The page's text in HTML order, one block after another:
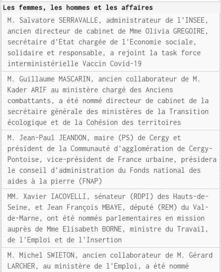
Les femmes, les hommes et les affaires
M. Salvatore SERRAVALLE, administrateur de l'INSEE,
ancien directeur de cabinet de Mme Olivia GREGOIRE,
secrétaire d'Etat chargée de l'Economie sociale,
solidaire et responsable, a rejoint la task force
interministérielle Vaccin Covid-19
M. Guillaume MASCARIN, ancien collaborateur de M.
Kader ARIF au ministère chargé des Anciens
combattants, a été nommé directeur de cabinet de la
secrétaire générale des ministères de la Transition
écologique et de la Cohésion des territoires
M. Jean-Paul JEANDON, maire (PS) de Cergy et
président de la Communauté d'agglomération de Cergy-
Pontoise, vice-président de France urbaine, présidera
le conseil d'administration du Fonds national des
aides à la pierre (FNAP)
MM. Xavier IACOVELLI, sénateur (RDPI) des Hauts-de-
Seine, et Jean François MBAYE, député (REM) du Val-
de-Marne, ont été nommés parlementaires en mission
auprès de Mme Elisabeth BORNE, ministre du Travail,
de l'Emploi et de l'Insertion
M. Michel SWIETON, ancien collaborateur de M. Gérard
LARCHER, au ministère de l'Emploi, a été nommé